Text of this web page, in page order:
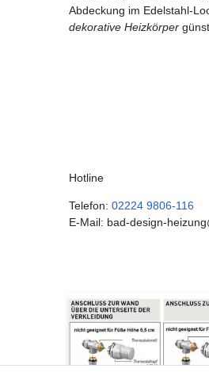
Abdeckung im Edelstahl-
dekorative Heizkörper
Hotline
Telefon: 02224 9806-116
E-Mail: bad-design-